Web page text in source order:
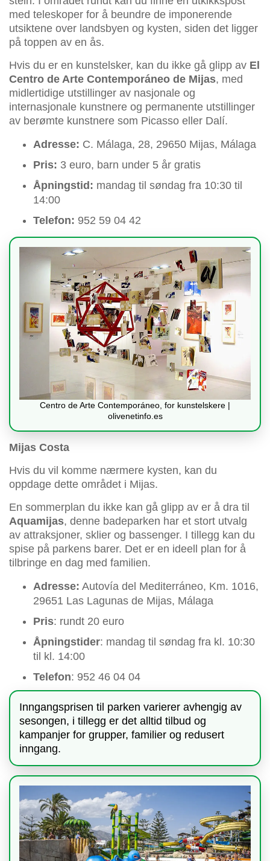
med teleskoper for å beundre de imponerende
utsiktene over landsbyen og kysten, siden det ligger
på toppen av en ås.
Hvis du er en kunstelsker, kan du ikke gå glipp av El
Centro de Arte Contemporáneo de Mijas, med
midlertidige utstillinger av nasjonale og
internasjonale kunstnere og permanente utstillinger
av berømte kunstnere som Picasso eller Dalí.
Adresse: C. Málaga, 28, 29650 Mijas, Málaga
Pris: 3 euro, barn under 5 år gratis
Åpningstid: mandag til søndag fra 10:30 til
14:00
Telefon: 952 59 04 42
Centro de Arte Contemporáneo, for kunstelskere |
olivenetinfo.es
Mijas Costa
Hvis du vil komme nærmere kysten, kan du
oppdage dette området i Mijas.
En sommerplan du ikke kan gå glipp av er å dra til
Aquamijas, denne badeparken har et stort utvalg
av attraksjoner, sklier og bassenger. I tillegg kan du
spise på parkens barer. Det er en ideell plan for å
tilbringe en dag med familien.
Adresse: Autovía del Mediterráneo, Km. 1016,
29651 Las Lagunas de Mijas, Málaga
Pris: rundt 20 euro
Åpningstider: mandag til søndag fra kl. 10:30
til kl. 14:00
Telefon: 952 46 04 04
Inngangsprisen til parken varierer avhengig av
sesongen, i tillegg er det alltid tilbud og
kampanjer for grupper, familier og redusert
inngang.